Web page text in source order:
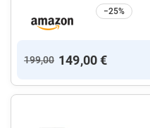
−25%
199,00 149,00 €